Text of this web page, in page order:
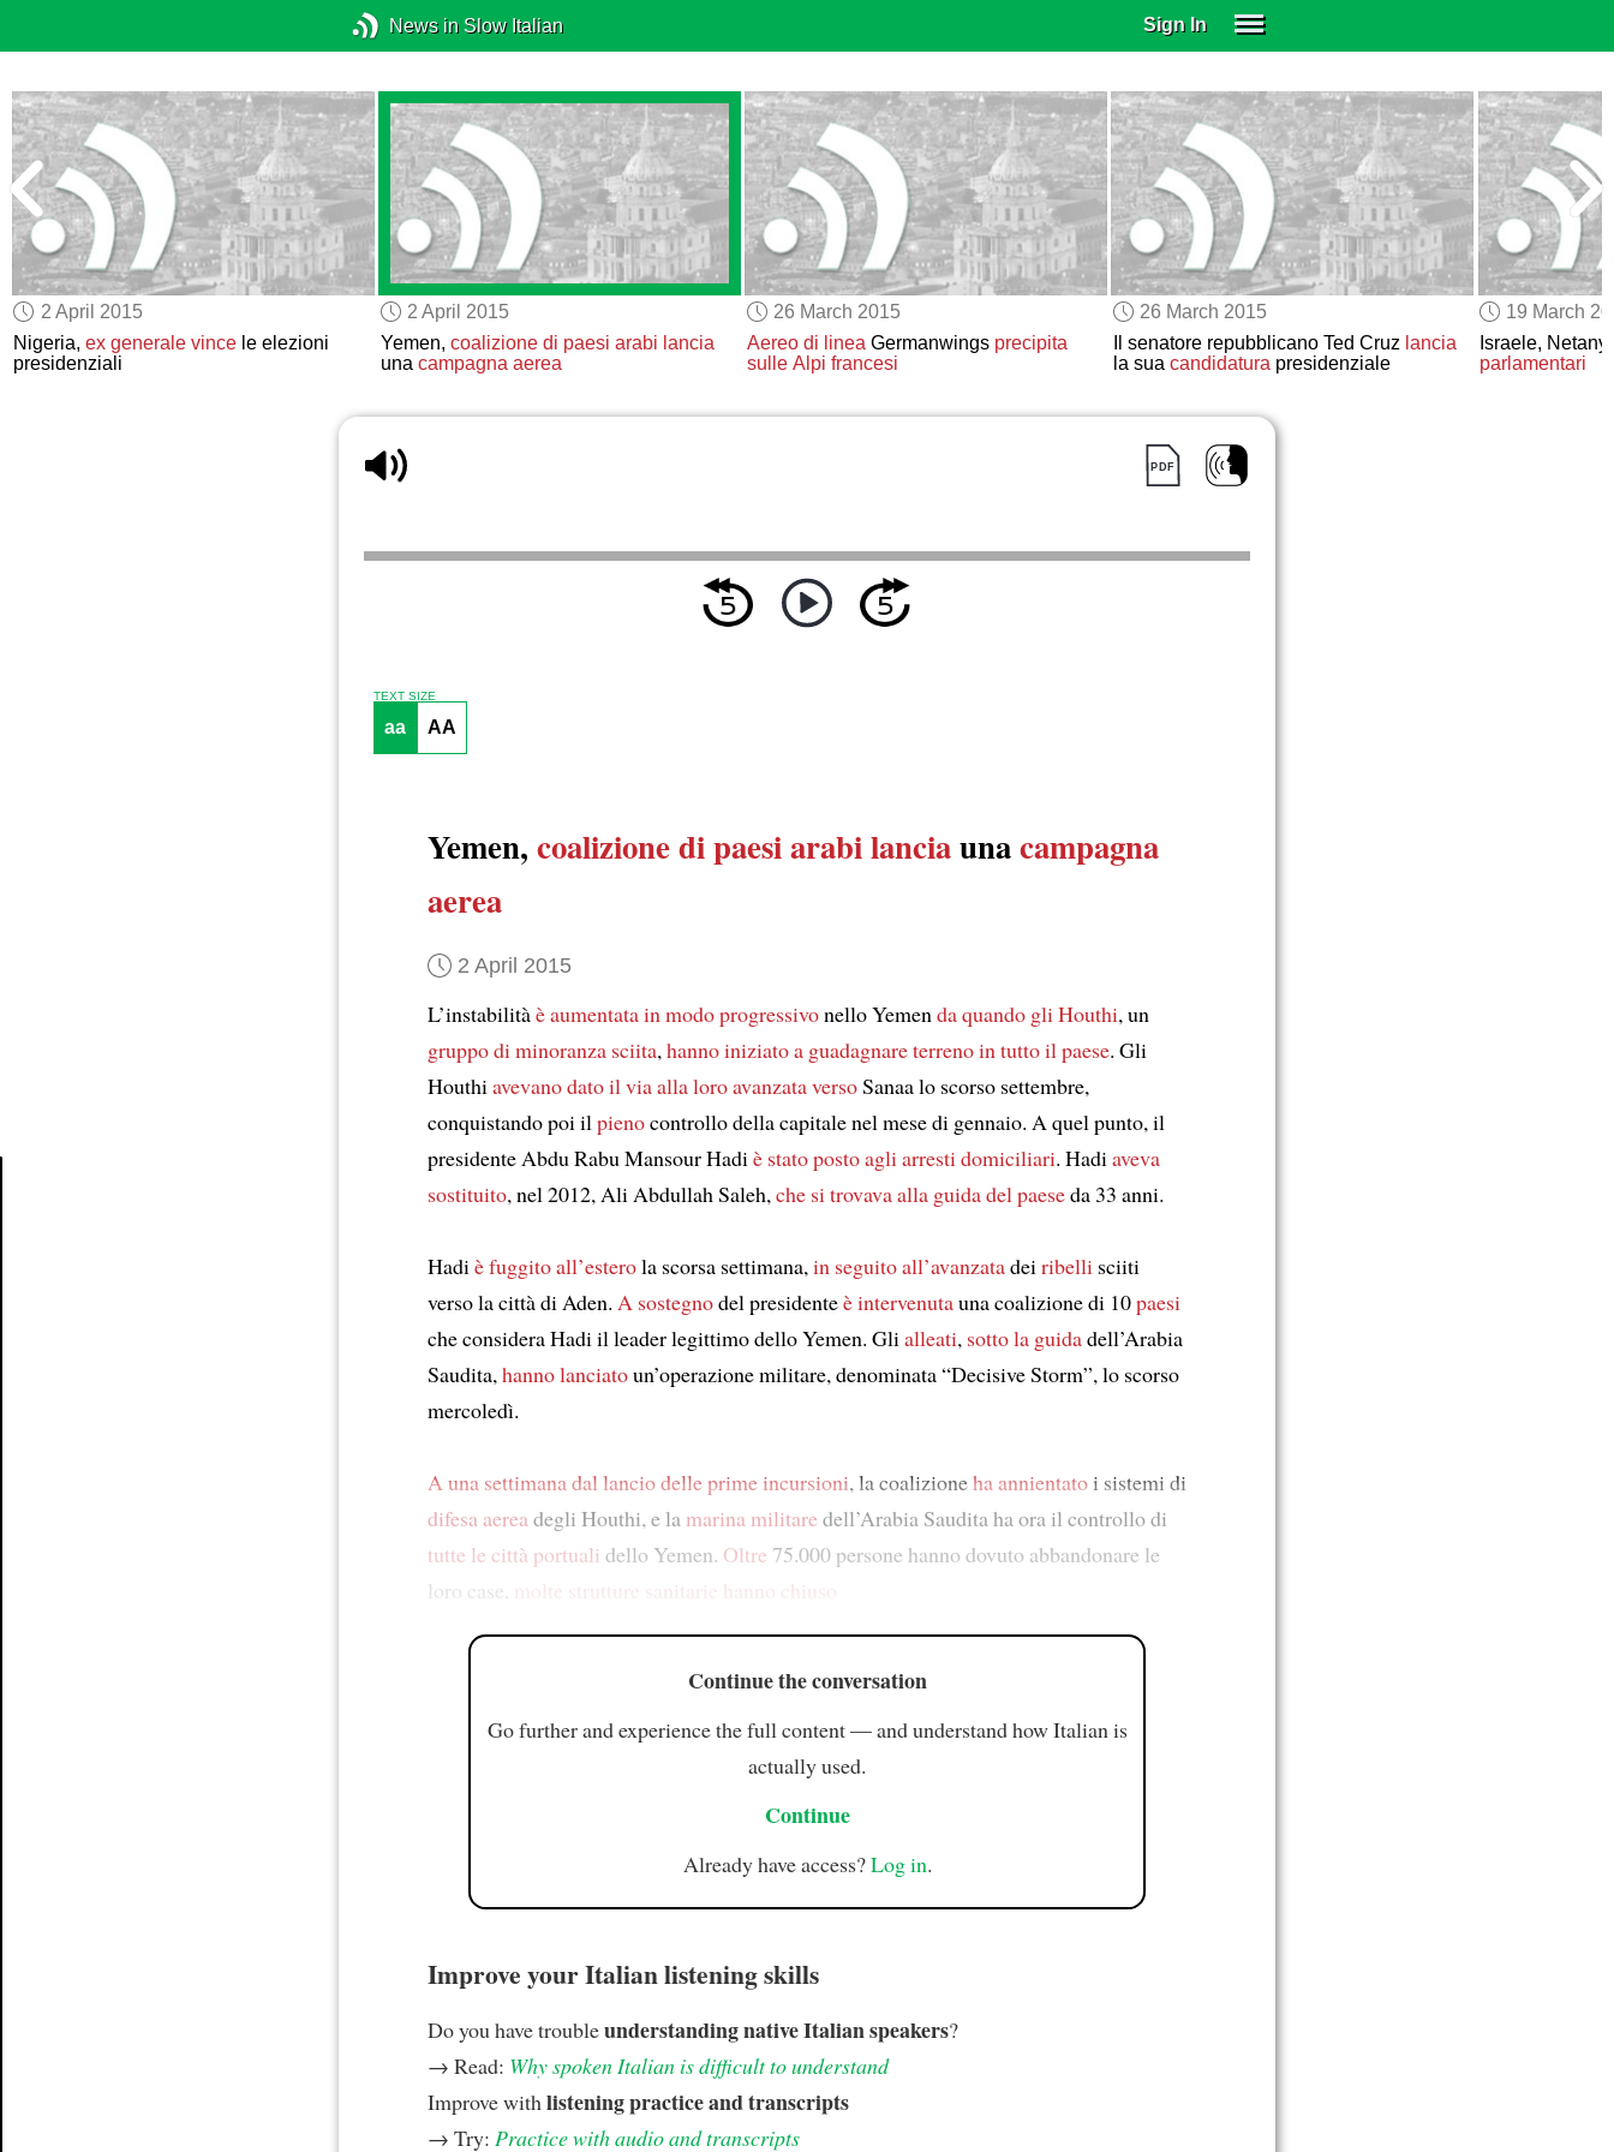
News in Slow Italian Sign In
SUBSCRIBE
EDUCATIONAL LICENSES
GIFT CARDS
OTHER LANGUAGES
ABOUT US
ALEXA
ADJUST COLORS
2 April 2015
Nigeria,ex generale vince le elezioni
presidenziali
2 April 2015
Yemen, coalizione di paesi arabi lancia
una campagna aerea
26 March 2015
Aereo di lineaGermanwings precipita
sulle Alpi francesi
26 March 2015
Il senatore repubblicano Ted Cruz lancia
la sua candidaturapresidenziale
19 March
Israele,
parlamentari
TEXT SIZE
aa AA
Yemen, coalizione di paesi arabilanciaunacampagna
aerea
2 April 2015
L’instabilitàè aumentata in modo progressivonello Yemenda quando gli Houthi, un
gruppo di minoranza sciita,hanno iniziato a guadagnare terrenoin tutto il paese. Gli
Houthiavevano dato il via alla loro avanzata versoSanaa lo scorso settembre,
conquistando poi ilpienocontrollo della capitale nel mese di gennaio. A quel punto, il
presidente Abdu Rabu Mansour Hadiè stato postoagli arresti domiciliari. Hadiaveva
sostituito, nel 2012, Ali Abdullah Saleh,che si trovava alla guida del paeseda 33 anni.
Hadiè fuggito all’esterola scorsa settimana,in seguito all’avanzatadeiribelli sciiti
verso la città di Aden. A sostegnodel presidenteè intervenutauna coalizione di 10paesi
che considera Hadi il leader legittimo dello Yemen. Glialleati, sotto la guidadell’Arabia
Saudita,hanno lanciatoun’operazione militare, denominata “Decisive Storm”, lo scorso
mercoledì.
A una settimana dal lancio delle prime incursioni, la coalizioneha annientatoi sistemi di
difesa aereadegli Houthi, e la marina militaredell’Arabia Saudita ha ora il controllo di
tutte le città portuali dello Yemen. Oltre 75.000 persone hanno dovuto abbandonare le
loro case, molte strutture sanitarie hanno chiuso
Continue the conversation
Go further and experience the full content — and understand how Italian is
actually used.
Continue
Already have access?Log in.
Improve your Italian listening skills
Do you have troubleunderstanding native Italian speakers?
→ Read: Why spoken Italian is difficult to understand
Improve withlistening practice and transcripts
→ Try: Practice with audio and transcripts